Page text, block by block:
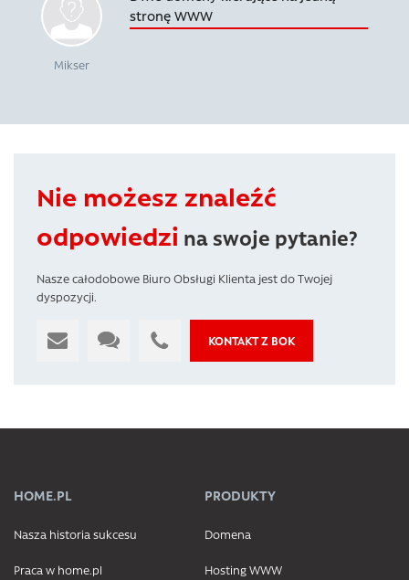
Mikser
stronę WWW
Nie możesz znaleźć
odpowiedzi na swoje pytanie?
Nasze całodobowe Biuro Obsługi Klienta jest do Twojej
dyspozycji.
KONTAKT Z BOK
HOME.PL
Nasza historia sukcesu
Praca w home.pl
PRODUKTY
Domena
Hosting WWW